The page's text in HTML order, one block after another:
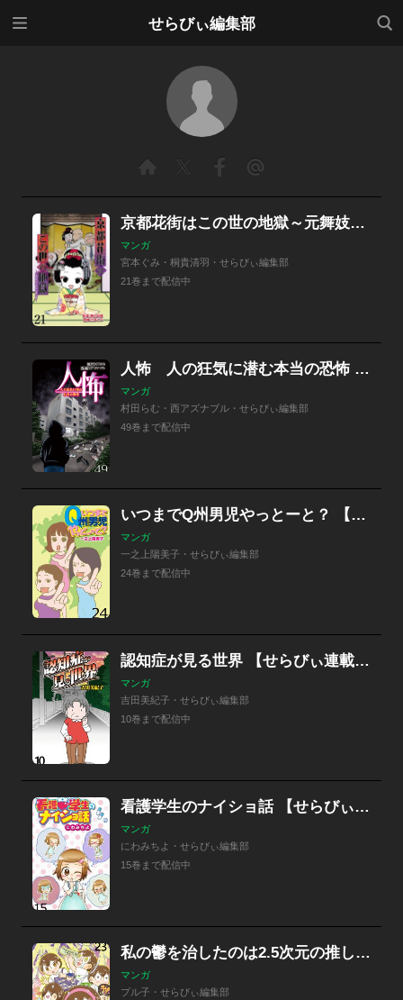
せらびぃ編集部
検索
京都花街はこの世の地獄～元舞妓が語る古都の闇～ 【せらびぃ連載版】
マンガ
宮本ぐみ・桐貴清羽・せらびぃ編集部
21巻まで配信中
人怖 人の狂気に潜む本当の恐怖 【せらびぃ連載版】
マンガ
村田らむ・西アズナブル・せらびぃ編集部
49巻まで配信中
いつまでQ州男児やっとーと？ 【せらびぃ連載版】
マンガ
一之上陽美子・せらびぃ編集部
24巻まで配信中
認知症が見る世界 【せらびぃ連載版】
マンガ
吉田美紀子・せらびぃ編集部
10巻まで配信中
看護学生のナイショ話 【せらびぃ連載版】
マンガ
にわみちよ・せらびぃ編集部
15巻まで配信中
私の鬱を治したのは2.5次元の推しゴト 【せらびぃ連載版】
マンガ
プル子・せらびぃ編集部